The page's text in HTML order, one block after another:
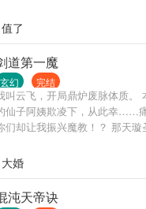
了
道第一魔
玄幻 完结
叫云飞，开局鼎炉废脉体质。
仙子阿姨欺凌下，从此幸……
们却让我振兴魔教！？ 那天璇
烂应该的吧！
婚
沌天帝诀